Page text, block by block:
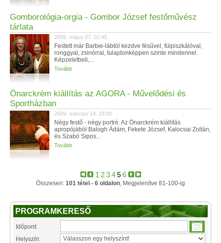
Gomborológia-orgia - Gombor József festőművész
tárlata
2009. május 07. 02:45
Festett már Barbie-lábtól kezdve fésűvel, fülpiszkálóval,
ronggyal, zsinórral, tulajdonképpen szinte mindennel.
Képzeletbeli,...
Tovább
Önarckrém kiállítás az AGORA - Művelődési és
Sportházban
2009. március 14. 18:00
Négy festő - négy portré. Az Önarckrém kiállítás
apropójából Balogh Ádám, Fekete József, Kalocsai Zoltán,
és Szabó Sipos...
Tovább
1 2 3 4 5 6
Összesen: 101 tétel - 6 oldalon, Megjelenítve 81-100-ig
PROGRAMKERESŐ
Időpont:
Helyszín: